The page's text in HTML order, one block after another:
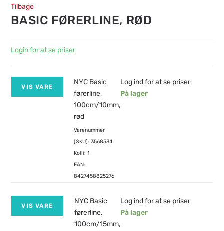
Tilbage
BASIC FØRERLINE, RØD
Login for at se priser
VIS VARE
NYC Basic
førerline,
100cm/10mm,
rød
Varenummer
(SKU): 3568534
Kolli: 1
EAN:
8427458825276
Log ind for at se priser
På lager
VIS VARE
NYC Basic
førerline,
100cm/15mm,
Log ind for at se priser
På lager